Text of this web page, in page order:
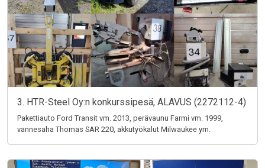
3. HTR-Steel Oy:n konkurssipesä, ALAVUS (2272112-4)
Pakettiauto Ford Transit vm. 2013, perävaunu Farmi vm. 1999,
vannesaha Thomas SAR 220, akkutyökalut Milwaukee ym.